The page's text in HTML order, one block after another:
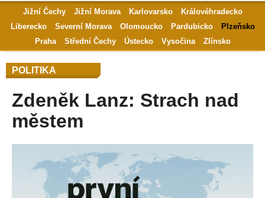
Jižní Čechy Jižní Morava Karlovarsko
Královéhradecko
Liberecko
Severní Morava Olomoucko Pardubicko
Plzeňsko
Praha
Střední Čechy Ústecko Vysočina Zlínsko
POLITIKA
Zdeněk Lanz: Strach nad
městem